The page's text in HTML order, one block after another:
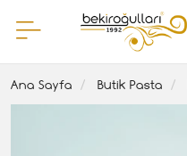
Ana Sayfa Butik Pasta